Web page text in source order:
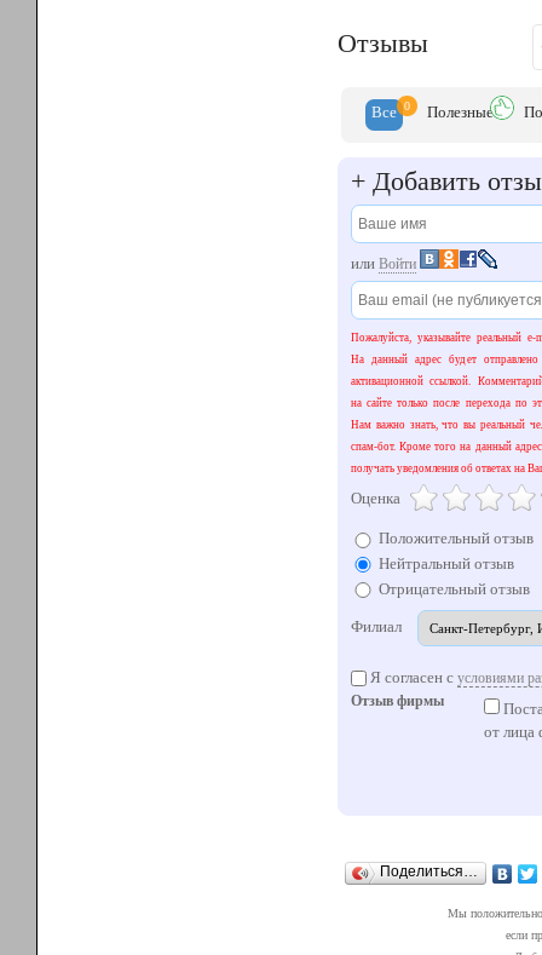
Отзывы
Все 0 Полезные
+ Добавить
или Войти
Пожалуйста, указывайте реальный e-
На данный адрес будет
активационной ссылкой.
на сайте только после перехода по
Нам важно знать, что вы реальный
спам-бот. Кроме того на данный
получать уведомления об ответах на
Оценка
Положительный отзыв
Нейтральный отзыв
Отрицательный отзыв
Филиал
Я согласен с условиями
Отзыв фирмы
от
Поделиться…
Мы положительно
если